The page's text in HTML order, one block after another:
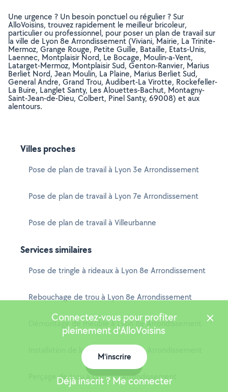
Une urgence ? Un besoin ponctuel ou régulier ? Sur
AlloVoisins, trouvez rapidement le meilleur bricoleur,
particulier ou professionnel, pour poser un plan de travail sur
la ville de Lyon 8e Arrondissement (Viviani, Mairie, La Trinite-
Mermoz, Grange Rouge, Petite Guille, Bataille, Etats-Unis,
Laennec, Montplaisir Nord, Le Bocage, Moulin-a-Vent,
Latarget-Mermoz, Montplaisir Sud, Genton-Ranvier, Marius
Berliet Nord, Jean Moulin, La Plaine, Marius Berliet Sud,
General Andre, Grand Trou, Audibert-La Virotte, Rockefeller-
La Buire, Langlet Santy, Les Alouettes-Bachut, Montagny-
Saint-Jean-de-Dieu, Colbert, Pinel Santy, 69008) et aux
alentours.
Villes proches
Pose de plan de travail à Lyon 3e Arrondissement
Pose de plan de travail à Lyon 7e Arrondissement
Pose de plan de travail à Villeurbanne
Services similaires
Pose de tringle à rideaux à Lyon 8e Arrondissement
Rebouchage de trou à Lyon 8e Arrondissement
Démontage de meuble à Lyon 8e Arrondissement
Installation de luminaire à Lyon 8e Arrondissement
Perçage de trou à Lyon 8e Arrondissement
Connectez-vous pour profiter
pleinement d'AlloVoisins
M'inscrire
Déjà inscrit ? Me connecter